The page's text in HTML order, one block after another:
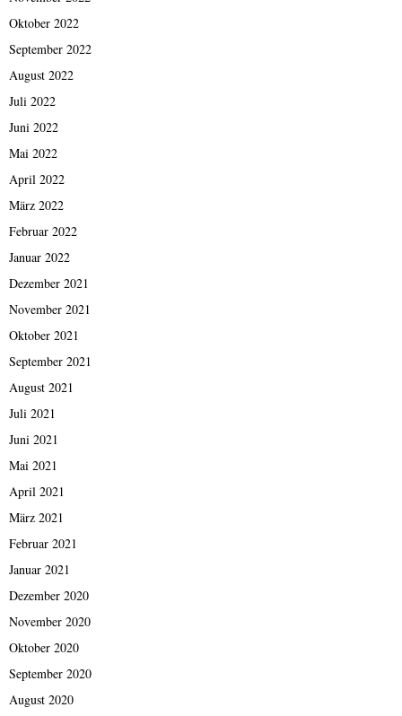
Oktober 2022
September 2022
August 2022
Juli 2022
Juni 2022
Mai 2022
April 2022
März 2022
Februar 2022
Januar 2022
Dezember 2021
November 2021
Oktober 2021
September 2021
August 2021
Juli 2021
Juni 2021
Mai 2021
April 2021
März 2021
Februar 2021
Januar 2021
Dezember 2020
November 2020
Oktober 2020
September 2020
August 2020